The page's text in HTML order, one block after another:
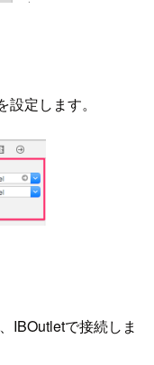
設定します。
IBOutletで接続しま